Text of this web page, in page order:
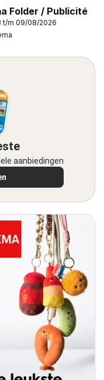
Folder / Publicité
t/m 09/08/2026
aanbiedingen